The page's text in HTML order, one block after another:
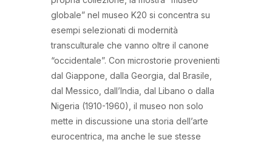
globale” nel museo K20 si concentra su
esempi selezionati di modernità
transculturale che vanno oltre il canone
“occidentale”. Con microstorie provenienti
dal Giappone, dalla Georgia, dal Brasile,
dal Messico, dall’India, dal Libano o dalla
Nigeria (1910-1960), il museo non solo
mette in discussione una storia dell’arte
eurocentrica, ma anche le sue stesse